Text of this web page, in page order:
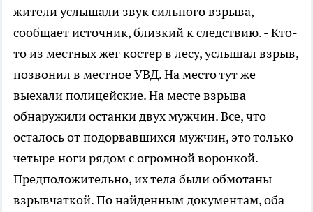
жители услышали звук сильного взрыва, -
сообщает источник, близкий к следствию. - Кто-
то из местных жег костер в лесу, услышал взрыв,
позвонил в местное УВД. На место тут же
выехали полицейские. На месте взрыва
обнаружили останки двух мужчин. Все, что
осталось от подорвавшихся мужчин, это только
четыре ноги рядом с огромной воронкой.
Предположительно, их тела были обмотаны
взрывчаткой. По найденным документам, оба